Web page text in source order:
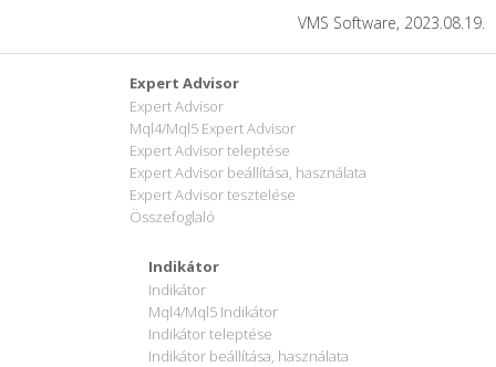
VMS Software, 2023.08.19.
Expert Advisor
Expert Advisor
Mql4/Mql5 Expert Advisor
Expert Advisor teleptése
Expert Advisor beállítása, használata
Expert Advisor tesztelése
Összefoglaló
Indikátor
Indikátor
Mql4/Mql5 Indikátor
Indikátor teleptése
Indikátor beállítása, használata